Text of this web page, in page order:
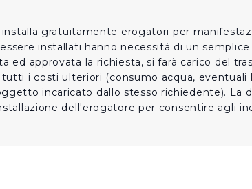
gratuitamente erogatori per
installati hanno necessità di un
ed approvata la richiesta, si farà carico del
i costi ulteriori (consumo acqua, eventuali
incaricato dallo stesso richiedente). La
dell'erogatore per consentire agli